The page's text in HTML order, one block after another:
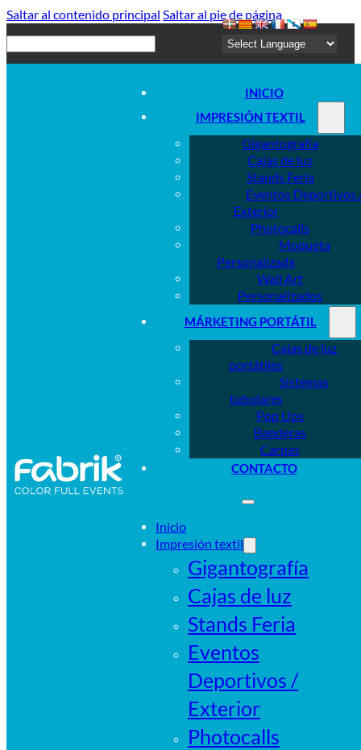
Saltar al contenido principal Saltar al pie de página
INICIO
IMPRESIÓN TEXTIL
Gigantografía
Cajas de luz
Stands Feria
Eventos Deportivos
Exterior
Photocalls
Moqueta
Personalizada
Wall Art
Personalizados
MÁRKETING PORTÁTIL
Cajas de luz
portátiles
Sistemas
tubulares
Pop Ups
Banderas
Carpas
CONTACTO
Inicio
Impresión textil
Gigantografía
Cajas de luz
Stands Feria
Eventos
Deportivos /
Exterior
Photocalls